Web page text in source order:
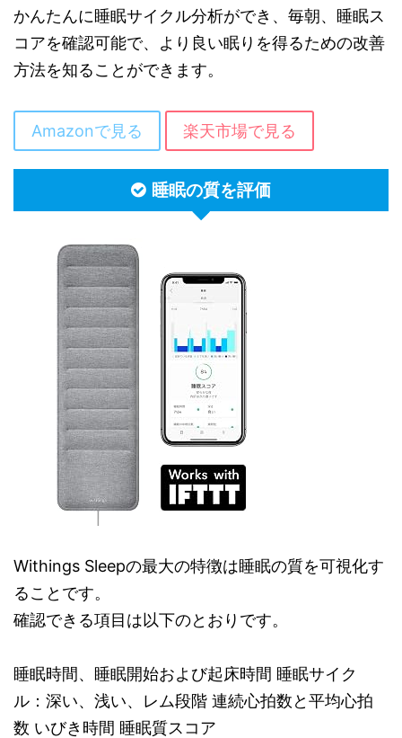
かんたんに睡眠サイクル分析ができ、毎朝、睡眠ス
コアを確認可能で、より良い眠りを得るための改善
方法を知ることができます。
Amazonで見る 楽天市場で見る
睡眠の質を評価
Withings Sleepの最大の特徴は睡眠の質を可視化す
ることです。
確認できる項目は以下のとおりです。
睡眠時間、睡眠開始および起床時間 睡眠サイク
ル：深い、浅い、レム段階 連続心拍数と平均心拍
数 いびき時間 睡眠質スコア